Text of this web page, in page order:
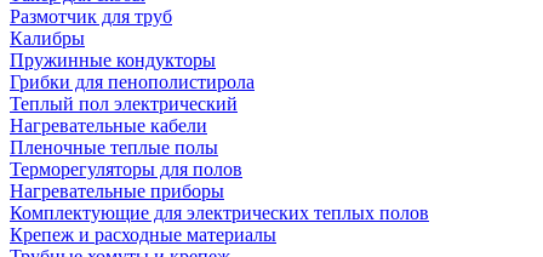
Размотчик для труб
Калибры
Пружинные кондукторы
Грибки для пенополистирола
Теплый пол электрический
Нагревательные кабели
Пленочные теплые полы
Терморегуляторы для полов
Нагревательные приборы
Комплектующие для электрических теплых полов
Крепеж и расходные материалы